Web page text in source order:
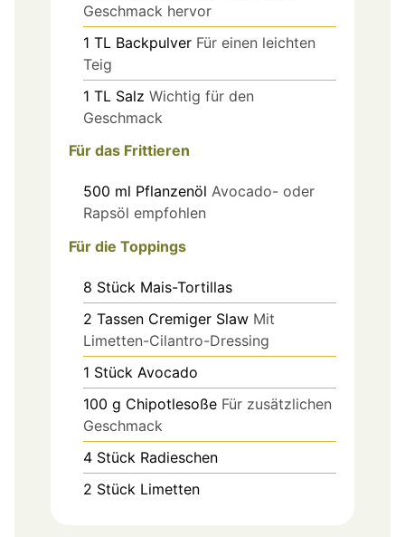
Geschmack hervor
1 TL Backpulver Für einen leichten
Teig
1 TL Salz Wichtig für den
Geschmack
Für das Frittieren
500 ml Pflanzenöl Avocado- oder
Rapsöl empfohlen
Für die Toppings
8 Stück Mais-Tortillas
2 Tassen Cremiger Slaw Mit
Limetten-Cilantro-Dressing
1 Stück Avocado
100 g Chipotlesoße Für zusätzlichen
Geschmack
4 Stück Radieschen
2 Stück Limetten